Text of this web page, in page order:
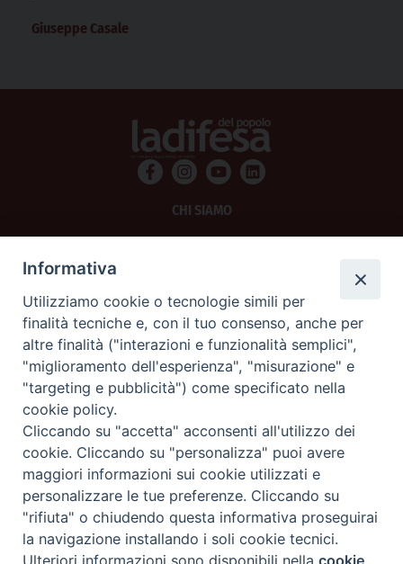
Giuseppe Casale
CHI SIAMO
SCRIVICI
La Difesa srl - P.iva 05125420280
La Difesa del Popolo percepisce i contributi pubblici all'editoria.
La Difesa del Popolo, tramite la Fisc (Federazione Italiana Settimanali Cattolici)
ha aderito allo IAP (Istituto dell'Autodisciplina Pubblicitaria) accettando il Codice
di Autodisciplina della Comunicazione Commerciale.
La Difesa del Popolo è una testata registrata presso il Tribunale di Padova
decreto del 15 giugno 1950 al n. 37 del registro periodici.
Preferenze Cookie
Informativa
Utilizziamo cookie o tecnologie simili per
finalità tecniche e, con il tuo consenso, anche per
altre finalità ("interazioni e funzionalità semplici",
"miglioramento dell'esperienza", "misurazione" e
"targeting e pubblicità") come specificato nella
cookie policy.
Cliccando su "accetta" acconsenti all'utilizzo dei
cookie. Cliccando su "personalizza" puoi avere
maggiori informazioni sui cookie utilizzati e
personalizzare le tue preferenze. Cliccando su
"rifiuta" o chiudendo questa informativa proseguirai
la navigazione installando i soli cookie tecnici.